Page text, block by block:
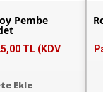
Pembe
TL (KDV
Ekle